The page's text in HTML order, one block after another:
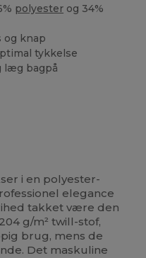
polyester og 34%
og knap
tykkelse
læg bagpå
i en polyester-
elegance
takket være den
g/m² twill-stof,
brug, mens de
Det maskuline